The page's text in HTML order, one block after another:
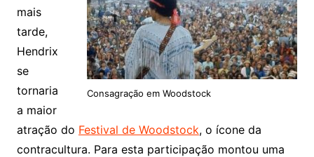
Consagração em Woodstock
mais
tarde,
Hendrix
se
tornaria
a maior
atração do Festival de Woodstock, o ícone da
contracultura. Para esta participação montou uma